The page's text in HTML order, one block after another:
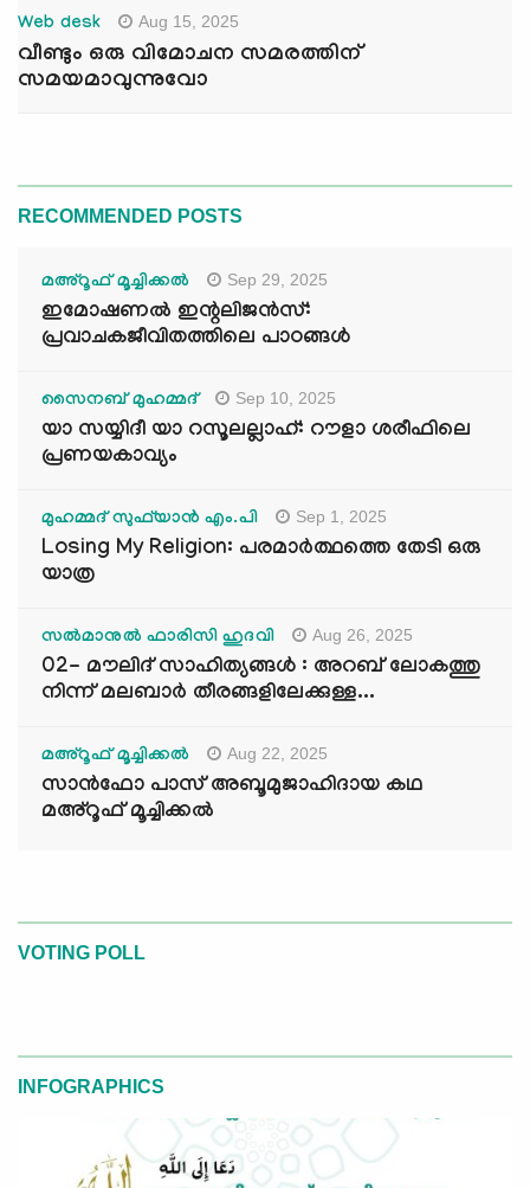
Web desk Aug 15, 2025
വീണ്ടും ഒരു വിമോചന സമരത്തിന്
സമയമാവുന്നുവോ
RECOMMENDED POSTS
മഅ്റൂഫ് മൂച്ചിക്കല്‍ Sep 29, 2025
ഇമോഷണൽ ഇന്റലിജൻസ്:
പ്രവാചകജീവിതത്തിലെ പാഠങ്ങൾ
സൈനബ് മുഹമ്മദ് Sep 10, 2025
യാ സയ്യിദീ യാ റസൂലല്ലാഹ്: റൗളാ ശരീഫിലെ
പ്രണയകാവ്യം
മുഹമ്മദ് സുഫ്‌യാൻ എം.പി Sep 1, 2025
Losing My Religion: പരമാർത്ഥത്തെ തേടി ഒരു
യാത്ര
സൽമാനുൽ ഫാരിസി ഹുദവി Aug 26, 2025
02- മൗലിദ് സാഹിത്യങ്ങൾ : അറബ് ലോകത്തു
നിന്ന് മലബാർ തീരങ്ങളിലേക്കുള്ള...
മഅ്റൂഫ് മൂച്ചിക്കല്‍ Aug 22, 2025
സാൻഫോ പാസ് അബൂമുജാഹിദായ കഥ
മഅ്റൂഫ് മൂച്ചിക്കല്‍
VOTING POLL
INFOGRAPHICS